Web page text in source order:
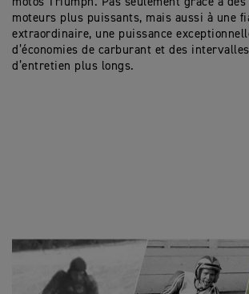
moteurs plus puissants, mais aussi à une
extraordinaire, une puissance
d’économies de carburant et des intervalles
d’entretien plus longs.